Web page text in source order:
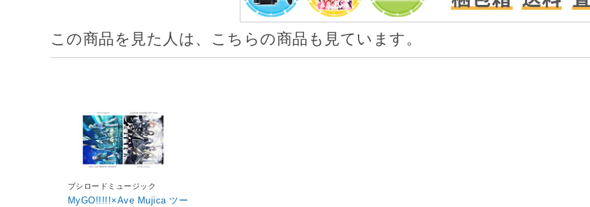
この商品を見た人は、こちらの商品も見ています。
ブシロードミュージック
MyGO!!!!!×Ave Mujica ツー